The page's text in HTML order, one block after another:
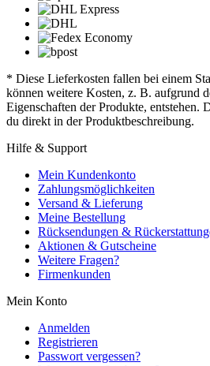
* Diese Lieferkosten fallen bei einem
können weitere Kosten, z. B. aufgrund
Eigenschaften der Produkte, entstehen.
du direkt in der Produktbeschreibung.
Hilfe & Support
Mein Kundenkonto
Zahlungsmöglichkeiten
Versand & Lieferung
Meine Bestellung
Rücksendungen &
Aktionen & Gutscheine
Weitere Fragen?
Firmenkunden
Mein Konto
Anmelden
Registrieren
Passwort vergessen?